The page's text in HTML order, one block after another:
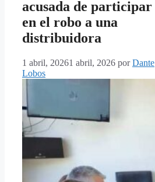
acusada de participar
en el robo a una
distribuidora
1 abril, 20261 abril, 2026 porDante
Lobos